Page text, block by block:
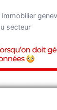
immobilier
secteur